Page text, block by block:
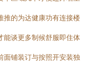
推的为达健康功有连接楼
能谈更多制候舒服即住体
面铺装订与按照开安装独